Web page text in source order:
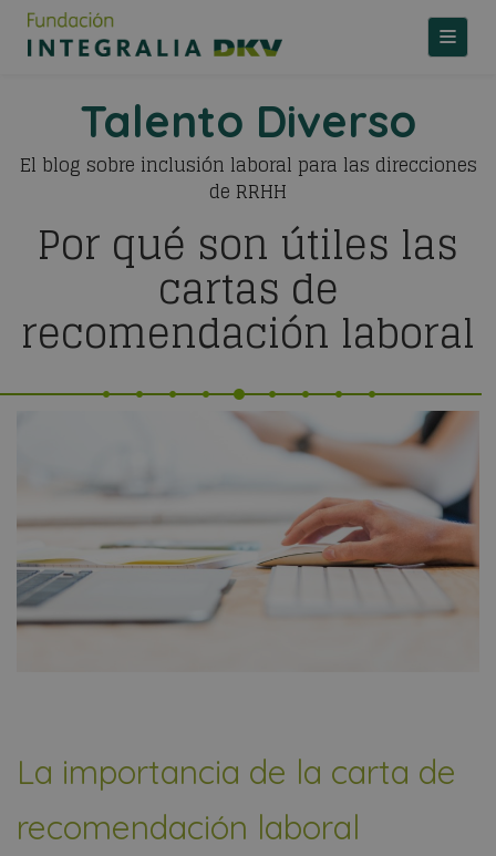
Talento Diverso
El blog sobre inclusión laboral para las direcciones
de RRHH
Por qué son útiles las
cartas de
recomendación laboral
La importancia de la carta de
recomendación laboral